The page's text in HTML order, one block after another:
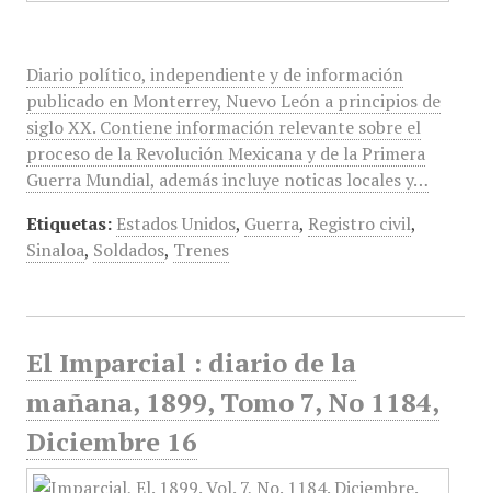
Diario político, independiente y de información
publicado en Monterrey, Nuevo León a principios de
siglo XX. Contiene información relevante sobre el
proceso de la Revolución Mexicana y de la Primera
Guerra Mundial, además incluye noticas locales y…
Etiquetas: Estados Unidos, Guerra, Registro civil,
Sinaloa, Soldados, Trenes
El Imparcial : diario de la
mañana, 1899, Tomo 7, No 1184,
Diciembre 16